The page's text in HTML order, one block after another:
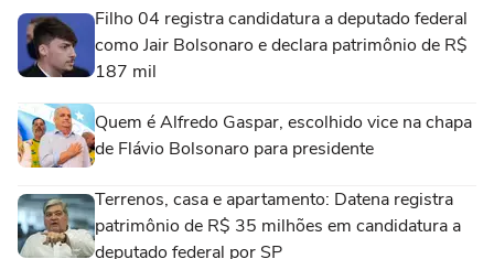
Filho 04 registra candidatura a deputado federal
como Jair Bolsonaro e declara patrimônio de R$
187 mil
Quem é Alfredo Gaspar, escolhido vice na chapa
de Flávio Bolsonaro para presidente
Terrenos, casa e apartamento: Datena registra
patrimônio de R$ 35 milhões em candidatura a
deputado federal por SP